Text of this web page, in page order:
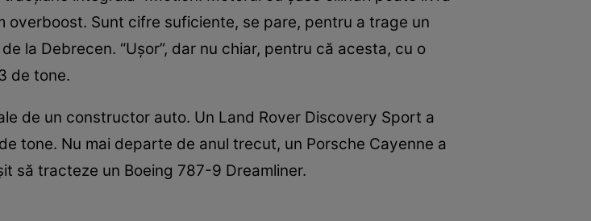
Sunt cifre suficiente, se pare, pentru a trage un
la Debrecen. “Uşor”, dar nu chiar, pentru că acesta, cu o
de tone.
de un constructor auto. Un Land Rover Discovery Sport a
tone. Nu mai departe de anul trecut, un Porsche Cayenne a
să tracteze un Boeing 787-9 Dreamliner.